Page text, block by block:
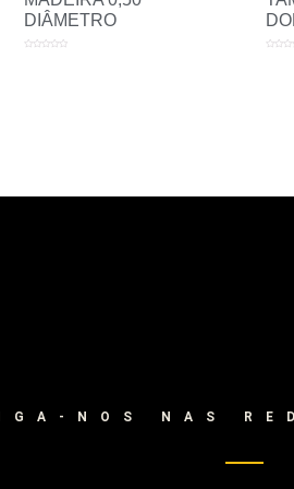
DIÂMETRO
NOS NAS